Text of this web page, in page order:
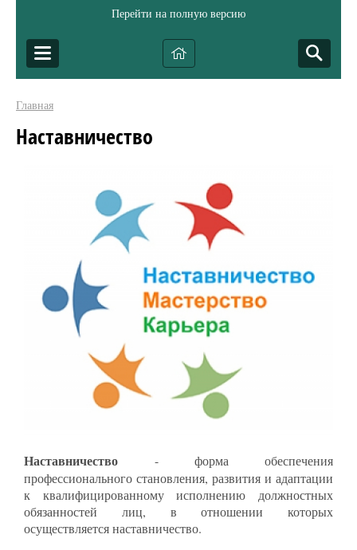
Перейти на полную версию
Главная
Наставничество
Наставничество - форма обеспечения
профессионального становления, развития и адаптации
к квалифицированному исполнению должностных
обязанностей лиц, в отношении которых
осуществляется наставничество.